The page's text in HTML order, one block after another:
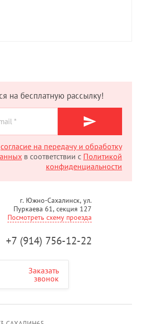
на бесплатную рассылку!
согласие на передачу и обработку
в соответствии с Политикой
конфиденциальности
г. Южно-Сахалинск, ул.
Пуркаева 61, секция 127
Посмотреть схему проезда
+7 (914) 756-12-22
Заказать
звонок